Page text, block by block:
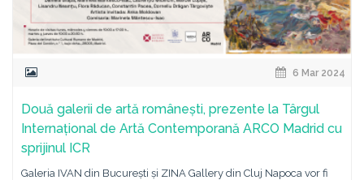
6 Mar 2024
Două galerii de artă românești, prezente la Târgul
Internațional de Artă Contemporană ARCO Madrid cu
sprijinul ICR
Galeria IVAN din București și ZINA Gallery din Cluj Napoca vor fi